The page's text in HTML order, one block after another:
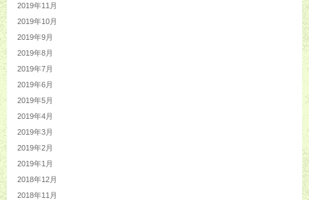
2019年11月
2019年10月
2019年9月
2019年8月
2019年7月
2019年6月
2019年5月
2019年4月
2019年3月
2019年2月
2019年1月
2018年12月
2018年11月